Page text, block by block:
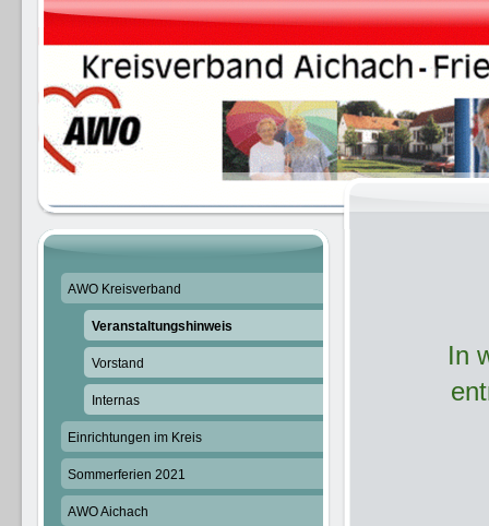
In
AWO Kreisverband
Veranstaltungshinweis
Vorstand
Internas
Einrichtungen im Kreis
Sommerferien 2021
AWO Aichach